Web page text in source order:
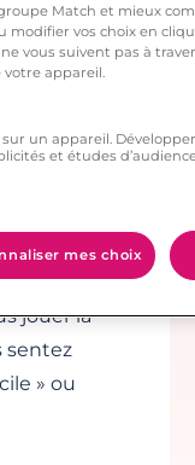
cas il
avec
bien
jouer la
sentez
» ou
Match et mieux
modifier vos choix en
vous suivent pas à
votre appareil.
un appareil.
et études
mes choix